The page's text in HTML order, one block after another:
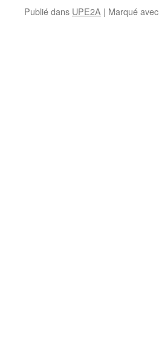
Publié dans UPE2A | Marqué avec